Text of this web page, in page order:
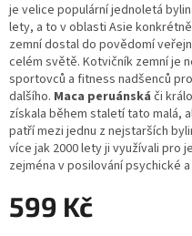
je velice populární jednoletá
lety, a to v oblasti Asie
zemní dostal do povědomí
celém světě. Kotvičník zemní je
sportovců a fitness nadšenců
dalšího. Maca peruánská či
získala během staletí tato malá,
patří mezi jednu z nejstarších
více jak 2000 lety ji využívali pro
zejména v posilování psychické
599 Kč